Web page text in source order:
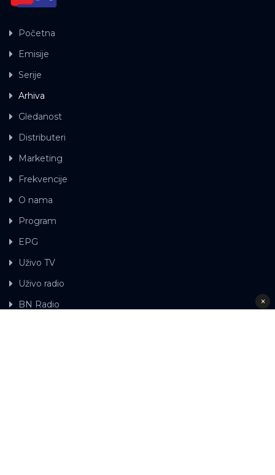
Početna
Emisije
Serije
Arhiva
Gledanost
Distributeri
Marketing
Frekvencije
O nama
Program
EPG
Uživo TV
Uživo radio
BN Radio
×